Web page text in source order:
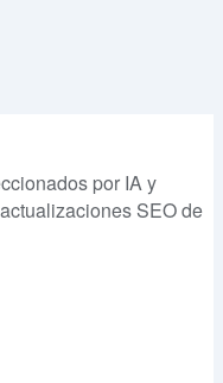
por IA y
SEO de